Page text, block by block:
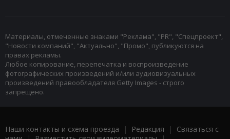
Материалы, отмеченные знаками "Реклама", "PR", "Спецпроект",
"Новости компаний", "Актуально", "Промо", публикуются на
правах рекламы.
Любое копирование, перепечатка и воспроизведение
фотографических произведений и/или аудиовизуальных
произведений правообладателя Getty Images - строго
запрещено.
Наши контакты и схема проезда | Редакция | Связаться с